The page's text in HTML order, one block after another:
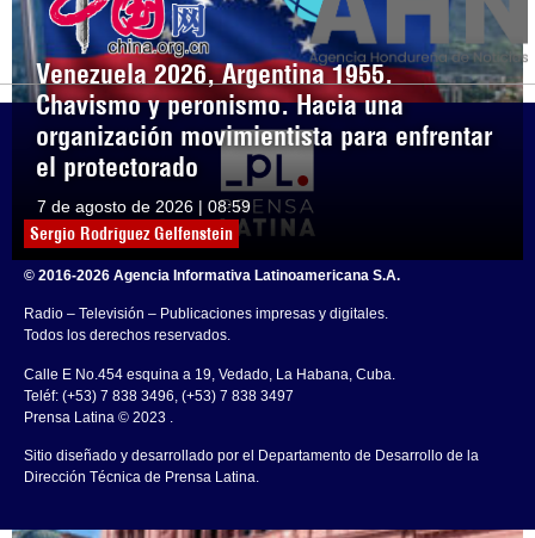
Venezuela 2026, Argentina 1955.
Chavismo y peronismo. Hacia una
organización movimientista para enfrentar
el protectorado
7 de agosto de 2026 | 08:59
Sergio Rodríguez Gelfenstein
© 2016-2026 Agencia Informativa Latinoamericana S.A.
Radio – Televisión – Publicaciones impresas y digitales.
Todos los derechos reservados.
Calle E No.454 esquina a 19, Vedado, La Habana, Cuba.
Teléf: (+53) 7 838 3496, (+53) 7 838 3497
Prensa Latina © 2023 .
Sitio diseñado y desarrollado por el Departamento de Desarrollo de la
Dirección Técnica de Prensa Latina.